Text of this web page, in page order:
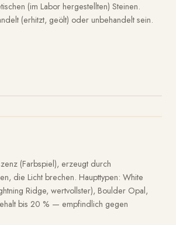
(im Labor hergestellten) Steinen.
(erhitzt, geölt) oder unbehandelt sein.
(Farbspiel), erzeugt durch
die Licht brechen. Haupttypen: White
Ridge, wertvollster), Boulder Opal,
bis 20 % — empfindlich gegen